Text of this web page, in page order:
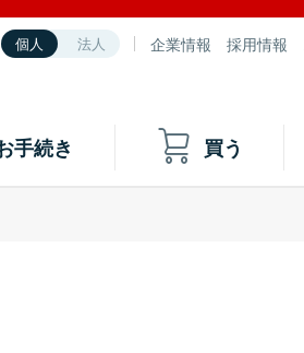
個人 法人 企業情報 採用情報
手続き 買う